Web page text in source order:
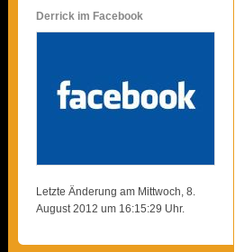
Derrick im Facebook
Letzte Änderung am Mittwoch, 8.
August 2012 um 16:15:29 Uhr.